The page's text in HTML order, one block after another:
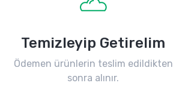
Temizleyip Getirelim
Ödemen ürünlerin teslim edildikten
sonra alınır.